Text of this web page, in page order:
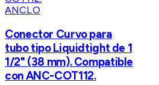
ANCLO
Conector Curvo para
tubo tipo Liquidtight de 1
1/2" (38 mm). Compatible
con ANC-COT112.